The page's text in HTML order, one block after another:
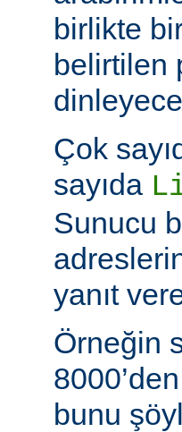
birlikte
belirtilen
Çok
sayıda
Sunucu
yanıt
Örneğin
bunu